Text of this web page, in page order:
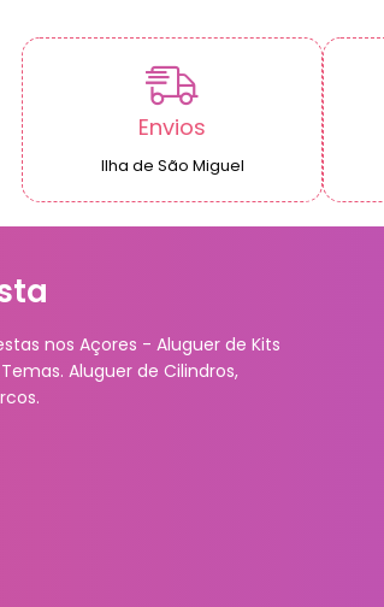
Envios
Ilha de São Miguel
nos Açores - Aluguer de Kits
Aluguer de Cilindros,